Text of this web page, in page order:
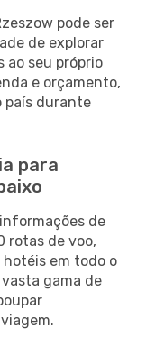
pode ser
de explorar
ao seu próprio
e orçamento,
país durante
para
de
rotas de voo,
hotéis em todo o
gama de